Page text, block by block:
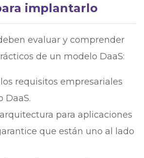
implantarlo
evaluar y comprender
de un modelo DaaS:
requisitos empresariales
DaaS.
para aplicaciones
que están uno al lado